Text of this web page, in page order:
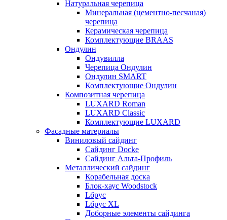
Натуральная черепица
Минеральная (цементно-песчаная)
черепица
Керамическая черепица
Комплектующие BRAAS
Ондулин
Ондувилла
Черепица Ондулин
Ондулин SMART
Комплектующие Ондулин
Композитная черепица
LUXARD Roman
LUXARD Classic
Комплектующие LUXARD
Фасадные материалы
Виниловый сайдинг
Сайдинг Docke
Сайдинг Альта-Профиль
Металлический сайдинг
Корабельная доска
Блок-хаус Woodstock
Lбрус
Lбрус XL
Доборные элементы сайдинга